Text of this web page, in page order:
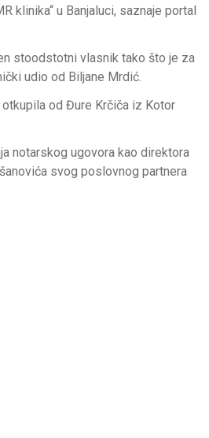
klinika“ u Banjaluci, saznaje portal
stoodstotni vlasnik tako što je za
udio od Biljane Mrdić.
od Đure Krčiča iz Kotor
notarskog ugovora kao direktora
svog poslovnog partnera